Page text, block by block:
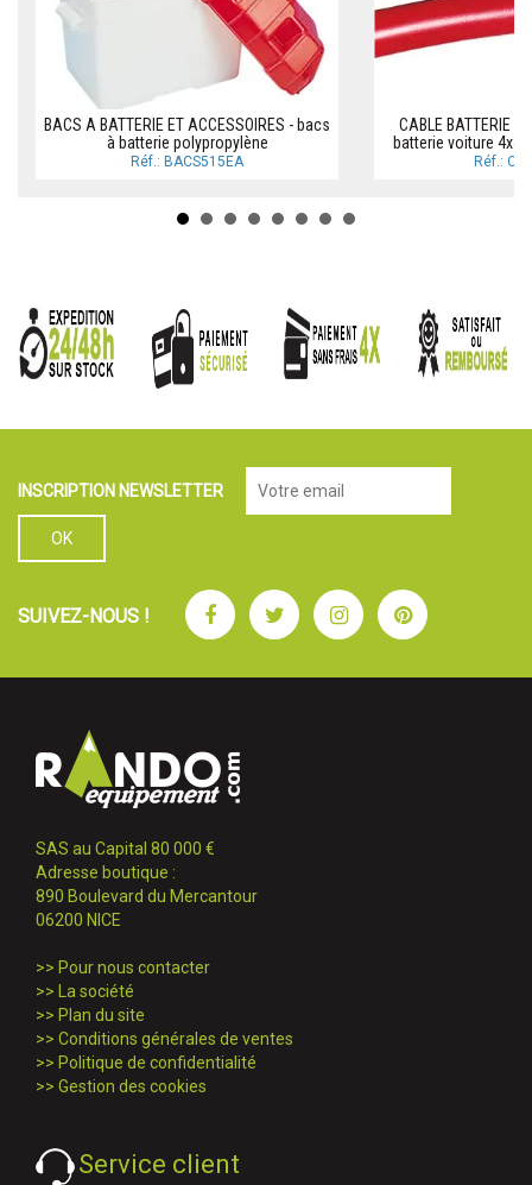
BACS A BATTERIE ET ACCESSOIRES - bacs
à batterie polypropylène
Réf.: BACS515EA
CABLE BATTERIE
batterie voiture 4x4
Réf.:
INSCRIPTION NEWSLETTER
SUIVEZ-NOUS ! FacebookTwitterInstagramPinterest
SAS au Capital 80 000 €
Adresse boutique :
890 Boulevard du Mercantour
06200 NICE
>> Pour nous contacter
>>
La société
>> Plan du site
>> Conditions générales de ventes
>> Politique de confidentialité
>> Gestion des cookies
Service client